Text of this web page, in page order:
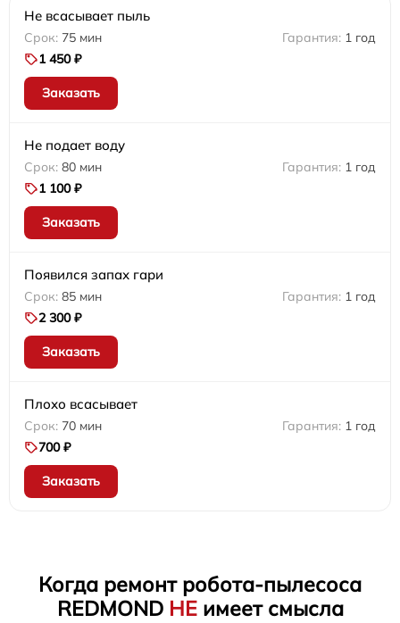
Не всасывает пыль
75 мин
1 год
1 450 ₽
Заказать
Не подает воду
80 мин
1 год
1 100 ₽
Заказать
Появился запах гари
85 мин
1 год
2 300 ₽
Заказать
Плохо всасывает
70 мин
1 год
700 ₽
Заказать
Когда ремонт робота-пылесоса
REDMOND НЕимеет смысла